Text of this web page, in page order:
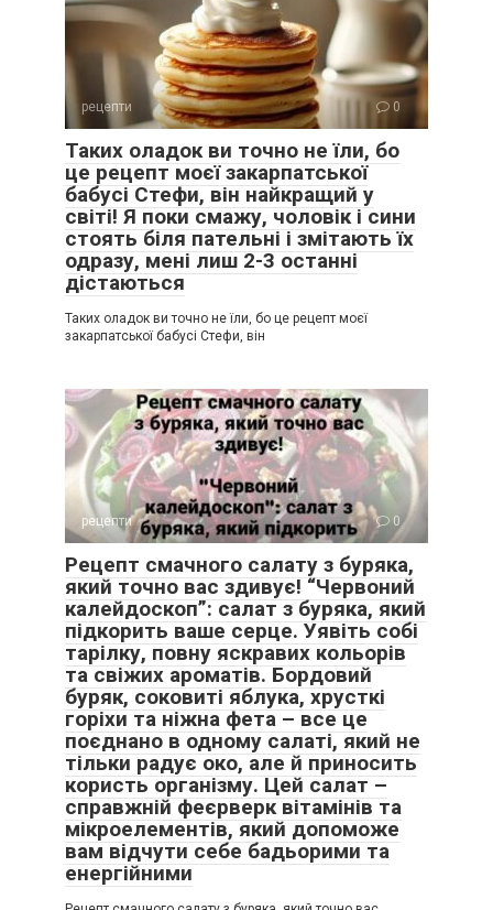
рецепти 0
Таких оладок ви точно не їли, бо
це рецепт моєї закарпатської
бабусі Стефи, він найкращий у
світі! Я поки смажу, чоловік і сини
стоять біля пательні і змітають їх
одразу, мені лиш 2-3 останні
дістаються
Таких оладок ви точно не їли, бо це рецепт моєї
закарпатської бабусі Стефи, він
рецепти 0
Рецепт смачного салату з буряка,
який точно вас здивує! “Червоний
калейдоскоп”: салат з буряка, який
підкорить ваше серце. Уявіть собі
тарілку, повну яскравих кольорів
та свіжих ароматів. Бордовий
буряк, соковиті яблука, хрусткі
горіхи та ніжна фета – все це
поєднано в одному салаті, який не
тільки радує око, але й приносить
користь організму. Цей салат –
справжній феєрверк вітамінів та
мікроелементів, який допоможе
вам відчути себе бадьорими та
енергійними